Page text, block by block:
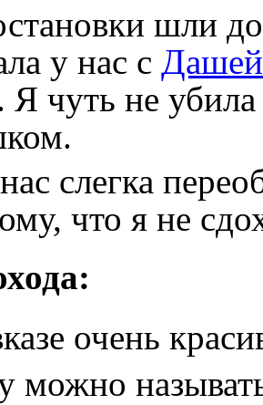
шли
у нас с Дашей
Я чуть не
слегка
что я не
очень
можно